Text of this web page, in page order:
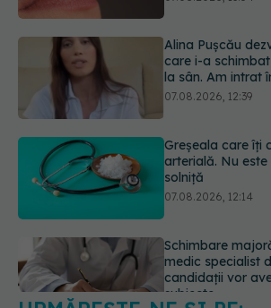
Greșeala care îți
arterială. Nu este
solniță
Schimbare
medic specialist
candidații vor
Cât durează
menopauzei?
URMĂREȘTE-NE ȘI PE: